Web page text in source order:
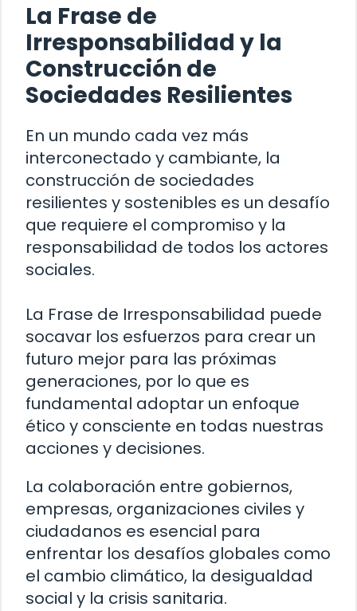
La Frase de
Irresponsabilidad y la
Construcción de
Sociedades Resilientes
En un mundo cada vez más
interconectado y cambiante, la
construcción de sociedades
resilientes y sostenibles es un desafío
que requiere el compromiso y la
responsabilidad de todos los actores
sociales.
La Frase de Irresponsabilidad puede
socavar los esfuerzos para crear un
futuro mejor para las próximas
generaciones, por lo que es
fundamental adoptar un enfoque
ético y consciente en todas nuestras
acciones y decisiones.
La colaboración entre gobiernos,
empresas, organizaciones civiles y
ciudadanos es esencial para
enfrentar los desafíos globales como
el cambio climático, la desigualdad
social y la crisis sanitaria.